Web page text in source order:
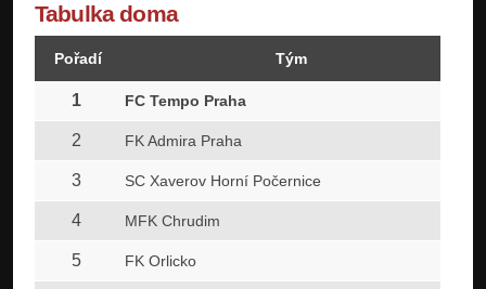
Tabulka doma
Pořadí Tým
1 FC Tempo Praha
2 FK Admira Praha
3 SC Xaverov Horní Počernice
4 MFK Chrudim
5 FK Orlicko